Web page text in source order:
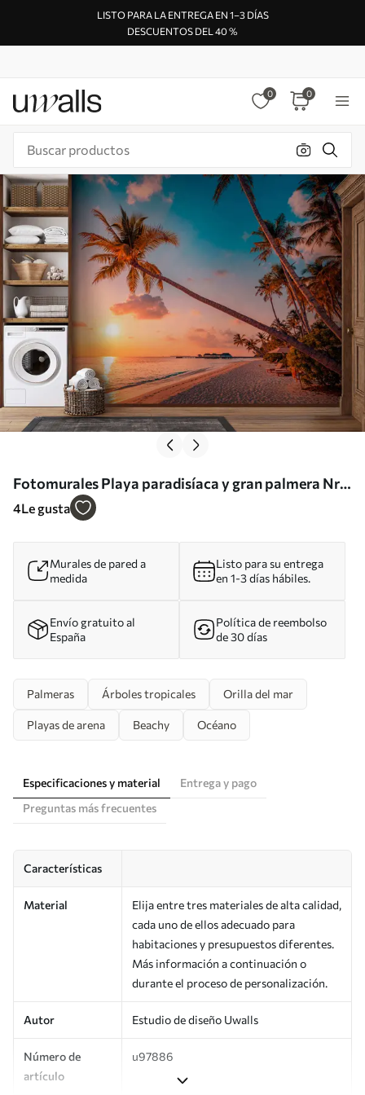
LISTO PARA LA ENTREGA EN 1–3 DÍAS
DESCUENTOS DEL 40 %
0 0
Fotomurales Playa paradisíaca y gran palmera Nr.
u97886
4Le gusta
Murales de pared a
medida
Listo para su entrega
en 1-3 días hábiles.
Envío gratuito al
España
Política de reembolso
de 30 días
Palmeras Árboles tropicales Orilla del mar
Playas de arena Beachy Océano
Especificaciones y material
Entrega y pago
Preguntas más frecuentes
Características
Material
Elija entre tres materiales de alta calidad,
cada uno de ellos adecuado para
habitaciones y presupuestos diferentes.
Más información a continuación o
durante el proceso de personalización.
Autor Estudio de diseño Uwalls
Número de
artículo
u97886